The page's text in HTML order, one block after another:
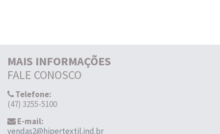
MAIS INFORMAÇÕES
FALE CONOSCO
Telefone:
(47) 3255-5100
E-mail:
vendas2@hipertextil.ind.br